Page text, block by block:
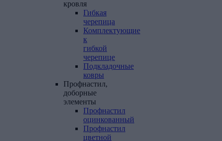
кровля
Гибкая
черепица
Комплектующие
к
гибкой
черепице
Подкладочные
ковры
Профнастил,
доборные
элементы
Профнастил
оцинкованный
Профнастил
цветной